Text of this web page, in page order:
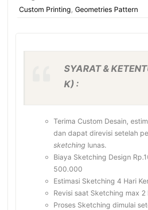
Custom Printing, Geometries Pattern
SYARAT &
K) :
Terima Custom Desain,
dan dapat direvisi setelah
sketching lunas.
Biaya Sketching Design
500.000
Estimasi Sketching 4 Hari
Revisi saat Sketching max 2
Proses Sketching dimulai